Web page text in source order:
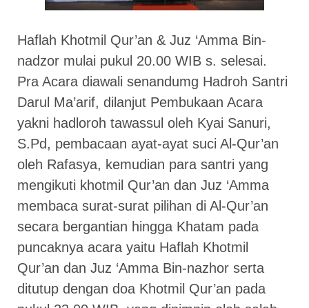
Haflah Khotmil Qur’an & Juz ‘Amma Bin-
nadzor mulai pukul 20.00 WIB s. selesai.
Pra Acara diawali senandumg Hadroh Santri
Darul Ma’arif, dilanjut Pembukaan Acara
yakni hadloroh tawassul oleh Kyai Sanuri,
S.Pd, pembacaan ayat-ayat suci Al-Qur’an
oleh Rafasya, kemudian para santri yang
mengikuti khotmil Qur’an dan Juz ‘Amma
membaca surat-surat pilihan di Al-Qur’an
secara bergantian hingga Khatam pada
puncaknya acara yaitu Haflah Khotmil
Qur’an dan Juz ‘Amma Bin-nazhor serta
ditutup dengan doa Khotmil Qur’an pada